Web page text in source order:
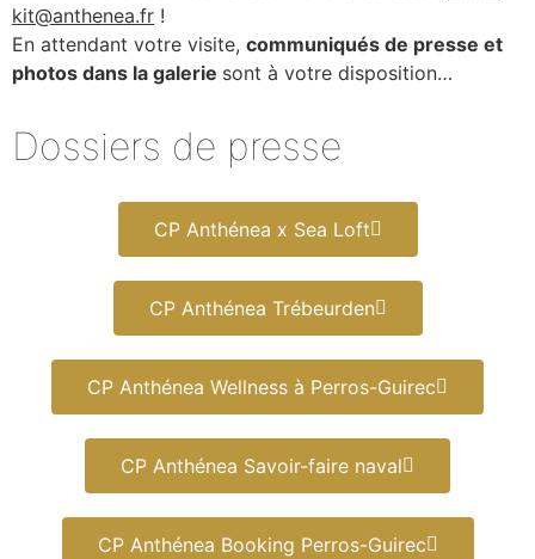
kit@anthenea.fr !
En attendant votre visite, communiqués de presse et
photos dans la galerie sont à votre disposition…
Dossiers de presse
CP Anthénea x Sea Loft
CP Anthénea Trébeurden
CP Anthénea Wellness à Perros-Guirec
CP Anthénea Savoir-faire naval
CP Anthénea Booking Perros-Guirec